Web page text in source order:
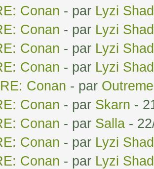
Conan - par Lyzi
Conan - par Lyzi
Conan - par Lyzi
Conan - par Lyzi
RE: Conan - par
Conan - par Skarn -
Conan - par Salla -
Conan - par Lyzi
Conan - par Lyzi